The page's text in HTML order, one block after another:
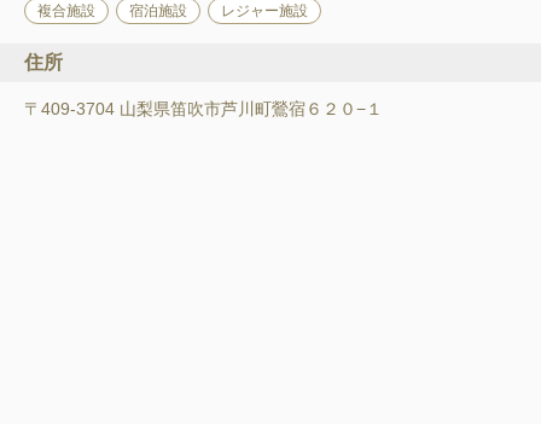
複合施設 宿泊施設 レジャー施設
住所
〒409-3704 山梨県笛吹市芦川町鶯宿６２０−１